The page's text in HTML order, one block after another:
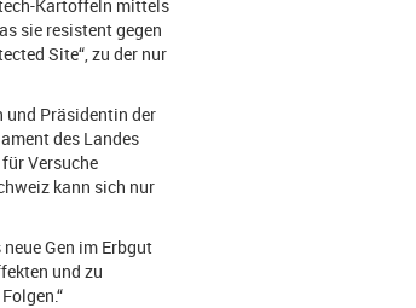
Kartoffeln mittels
sie resistent gegen
Site“, zu der nur
und Präsidentin der
des Landes
Versuche
kann sich nur
Gen im Erbgut
und zu